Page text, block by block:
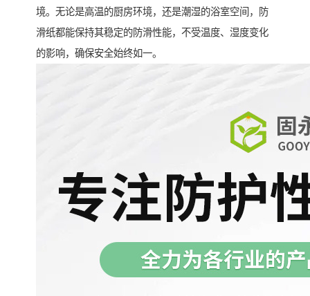
境。无论是高温的厨房环境，还是潮湿的浴室空间，防
滑纸都能保持其稳定的防滑性能，不受温度、湿度变化
的影响，确保安全始终如一。